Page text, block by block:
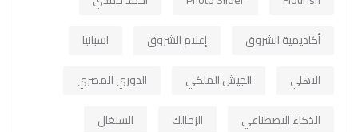
أكاديمية الشروق
إعلام الشروق
اسبانيا
الاهلي
الجيش الملكي
الدوري المصري
الذكاء الاصطناعي
الزمالك
السنغال